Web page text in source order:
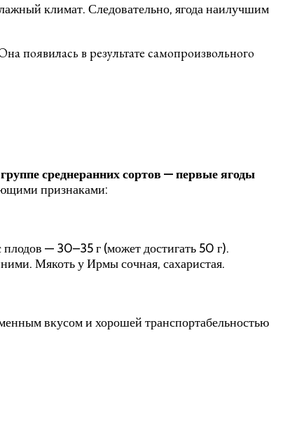
климат. Следовательно, ягода наилучшим
появилась в результате самопроизвольного
среднеранних сортов — первые ягоды
признаками:
— 30–35 г (может достигать 50 г).
Мякоть у Ирмы сочная, сахаристая.
вкусом и хорошей транспортабельностью